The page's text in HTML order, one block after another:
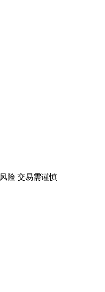
险 交易需谨慎